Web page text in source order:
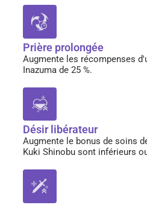
Prière prolongée
Augmente les récompenses
Inazuma de 25 %.
Désir libérateur
Augmente le bonus de soins
Kuki Shinobu sont inférieurs